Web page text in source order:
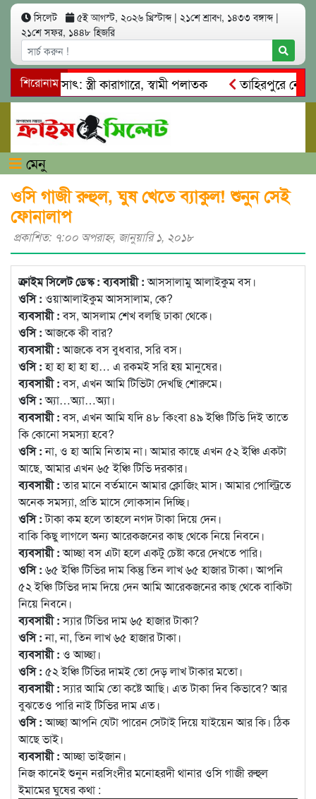
সিলেট ৫ই আগস্ট, ২০২৬ খ্রিস্টাব্দ | ২১শে শ্রাবণ, ১৪৩৩ বঙ্গাব্দ |
২১শে সফর, ১৪৪৮ হিজরি
শিরোনাম
আত্মসাৎ: স্ত্রী কারাগারে, স্বামী পলাতক
তাহিরপুরে নৌ-
মারধর
নগরীতে কোটি টাকার সম্পত্তি দখলের চেষ্টা:
মেনু
ওসি গাজী রুহুল, ঘুষ খেতে ব্যাকুল! শুনুন সেই
ফোনালাপ
প্রকাশিত: ৭:০০ অপরাহ্ণ, জানুয়ারি ১, ২০১৮
ক্রাইম সিলেট ডেস্ক : ব্যবসায়ী :আসসালামু আলাইকুম বস।
ওসি : ওয়াআলাইকুম আসসালাম, কে?
ব্যবসায়ী :বস, আসলাম শেখ বলছি ঢাকা থেকে।
ওসি :আজকে কী বার?
ব্যবসায়ী :আজকে বস বুধবার, সরি বস।
ওসি :হা হা হা হা হা… এ রকমই সরি হয় মানুষের।
ব্যবসায়ী :বস, এখন আমি টিভিটা দেখছি শোরুমে।
ওসি :অ্যা…অ্যা…অ্যা।
ব্যবসায়ী :বস, এখন আমি যদি ৪৮ কিংবা ৪৯ ইঞ্চি টিভি দিই তাতে
কি কোনো সমস্যা হবে?
ওসি :না, ও হা আমি নিতাম না। আমার কাছে এখন ৫২ ইঞ্চি একটা
আছে, আমার এখন ৬৫ ইঞ্চি টিভি দরকার।
ব্যবসায়ী :তার মানে বর্তমানে আমার ক্লোজিং মাস। আমার পোল্ট্রিতে
অনেক সমস্যা, প্রতি মাসে লোকসান দিচ্ছি।
ওসি :টাকা কম হলে তাহলে নগদ টাকা দিয়ে দেন।
বাকি কিছু লাগলে অন্য আরেকজনের কাছ থেকে নিয়ে নিবনে।
ব্যবসায়ী :আচ্ছা বস এটা হলে একটু চেষ্টা করে দেখতে পারি।
ওসি : ৬৫ ইঞ্চি টিভির দাম কিন্তু তিন লাখ ৬৫ হাজার টাকা। আপনি
৫২ ইঞ্চি টিভির দাম দিয়ে দেন আমি আরেকজনের কাছ থেকে বাকিটা
নিয়ে নিবনে।
ব্যবসায়ী :স্যার টিভির দাম ৬৫ হাজার টাকা?
ওসি :না, না, তিন লাখ ৬৫ হাজার টাকা।
ব্যবসায়ী : ও আচ্ছা।
ওসি : ৫২ ইঞ্চি টিভির দামই তো দেড় লাখ টাকার মতো।
ব্যবসায়ী :স্যার আমি তো কষ্টে আছি। এত টাকা দিব কিভাবে? আর
বুঝতেও পারি নাই টিভির দাম এত।
ওসি :আচ্ছা আপনি যেটা পারেন সেটাই দিয়ে যাইয়েন আর কি। ঠিক
আছে ভাই।
ব্যবসায়ী :আচ্ছা ভাইজান।
নিজ কানেই শুনুন নরসিংদীর মনোহরদী থানার ওসি গাজী রুহুল
ইমামের ঘুষের কথা :